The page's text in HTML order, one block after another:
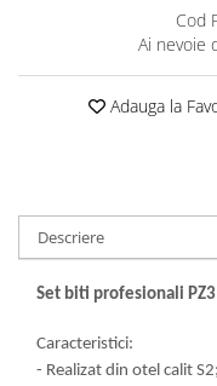
Burghie pentru sticla si
Dalti, spit-uri SDS+ si
Carote, freze si
Accesorii pentru frezare
Carote pentru ceramica
Dischete pentru
Carote HSS
Carote si accesorii
Cod
Ai nevoie
Adauga la
Descriere
Set biti profesionali
Caracteristici:
- Realizat din otel calit S2;